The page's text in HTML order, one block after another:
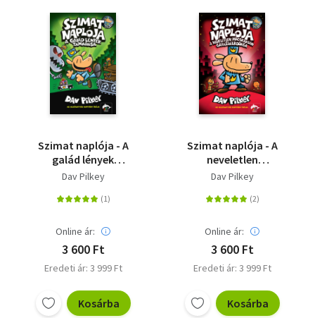
Szimat naplója - A
galád lények
támadása - Szimat-
Dav Pilkey
Online ár:
3 600 Ft
Eredeti ár: 3 999 Ft
Kosárba
Szimat naplója - A
neveletlen
macskaklón
Szimat-sorozat 3. rész
Dav Pilkey
Online ár:
3 600 Ft
Eredeti ár: 3 999 Ft
Kosárba